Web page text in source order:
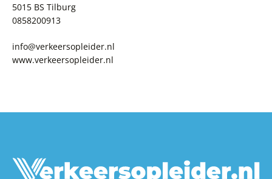
5015 BS Tilburg
0858200913
info@verkeersopleider.nl
www.verkeersopleider.nl